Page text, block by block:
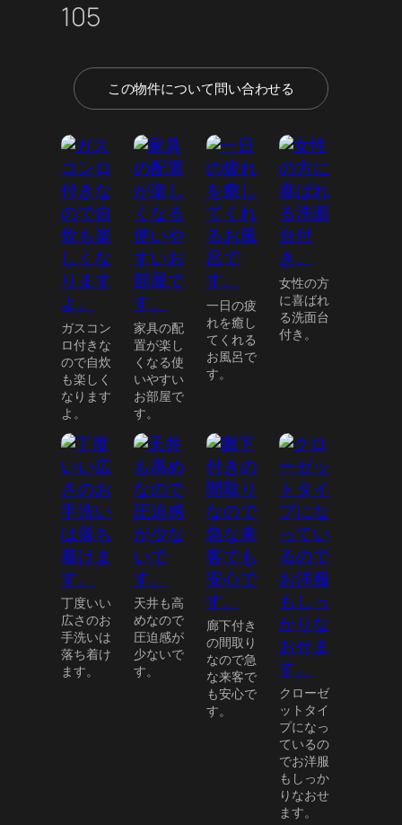
105
この物件について問い合わせる
ガスコン
ロ付きな
ので自炊
も楽しく
なります
よ。
家具の配
置が楽し
くなる使
いやすい
お部屋で
す。
一日の疲
れを癒し
てくれる
お風呂で
す。
女性の方
に喜ばれ
る洗面台
付き。
丁度いい
広さのお
手洗いは
落ち着け
ます。
天井も高
めなので
圧迫感が
少ないで
す。
廊下付き
の間取り
なので急
な来客で
も安心で
す。
クローゼ
ットタイ
プになっ
ているの
でお洋服
もしっか
りなおせ
ます。